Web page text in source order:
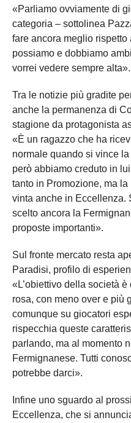
«Parliamo ovviamente di
categoria – sottolinea
fare ancora meglio rispetto
possiamo e dobbiamo
vorrei vedere sempre alta».
Tra le notizie più gradite
anche la permanenza di
stagione da protagonista
«È un ragazzo che ha
normale quando si vince
però abbiamo creduto in
tanto in Promozione, ma
vinta anche in Eccellenza.
scelto ancora la
proposte importanti».
Sul fronte mercato resta
Paradisi, profilo di
«L’obiettivo della società
rosa, con meno over e più
comunque su giocatori
rispecchia queste
parlando, ma al momento
Fermignanese. Tutti
potrebbe darci».
Infine uno sguardo al
Eccellenza, che si